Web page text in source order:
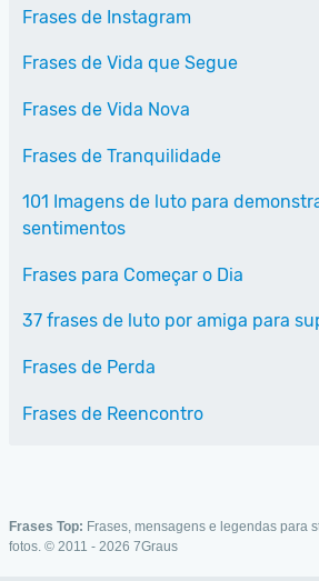
Frases de Instagram
Frases de Vida que Segue
Frases de Vida Nova
Frases de Tranquilidade
101 Imagens de luto para
sentimentos
Frases para Começar o Dia
37 frases de luto por amiga para
Frases de Perda
Frases de Reencontro
Frases Top: Frases, mensagens e legendas para
fotos. © 2011 - 2026 7Graus